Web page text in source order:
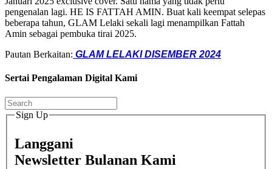
pengenalan lagi. HE IS FATTAH AMIN. Buat kali keempat selepas
beberapa tahun, GLAM Lelaki sekali lagi menampilkan Fattah
Amin sebagai pembuka tirai 2025.
Pautan Berkaitan: GLAM LELAKI DISEMBER 2024
Sertai Pengalaman Digital Kami
Sign Up
Langgani
Newsletter Bulanan Kami